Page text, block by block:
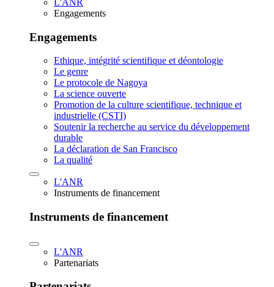
Engagements
Engagements
Ethique, intégrité scientifique et déontologie
Le genre
Le protocole de Nagoya
La science ouverte
Promotion de la culture scientifique, technique et
industrielle (CSTI)
Soutenir la recherche au service du développement
durable
La déclaration de San Francisco
La qualité
L'ANR
Instruments de financement
Instruments de financement
L'ANR
Partenariats